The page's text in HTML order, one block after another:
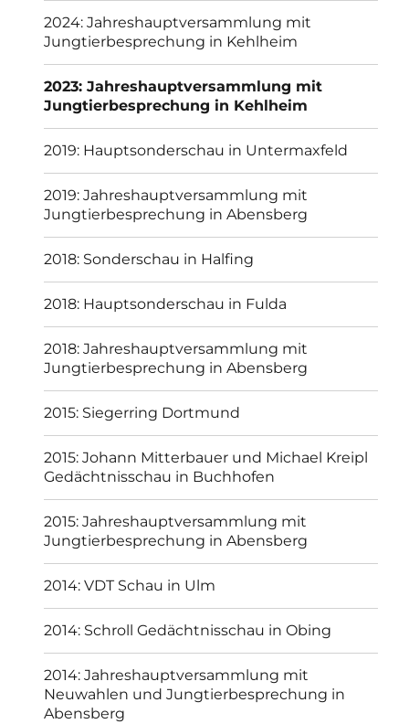
2024: Jahreshauptversammlung mit
Jungtierbesprechung in Kehlheim
2023: Jahreshauptversammlung mit
Jungtierbesprechung in Kehlheim
2019: Hauptsonderschau in Untermaxfeld
2019: Jahreshauptversammlung mit
Jungtierbesprechung in Abensberg
2018: Sonderschau in Halfing
2018: Hauptsonderschau in Fulda
2018: Jahreshauptversammlung mit
Jungtierbesprechung in Abensberg
2015: Siegerring Dortmund
2015: Johann Mitterbauer und Michael Kreipl
Gedächtnisschau in Buchhofen
2015: Jahreshauptversammlung mit
Jungtierbesprechung in Abensberg
2014: VDT Schau in Ulm
2014: Schroll Gedächtnisschau in Obing
2014: Jahreshauptversammlung mit
Neuwahlen und Jungtierbesprechung in
Abensberg